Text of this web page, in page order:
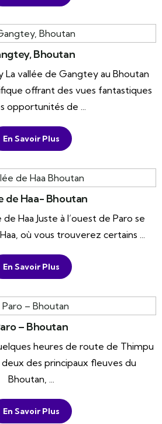
Bhoutan
vallée de Gangtey au Bhoutan
offrant des vues fantastiques
opportunités de ...
En Savoir Plus
de Haa- Bhoutan
Haa Juste à l’ouest de Paro se
où vous trouverez certains ...
En Savoir Plus
– Bhoutan
heures de route de Thimpu
des principaux fleuves du
Bhoutan, ...
En Savoir Plus